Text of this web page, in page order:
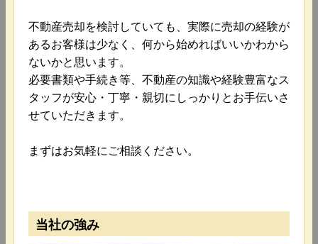
不動産売却を検討していても、実際に売却の経験が
あるお客様は少なく、何から始めればいいかわから
ないかと思います。
必要書類や手続き等、不動産の知識や経験豊富なス
タッフが安心・丁寧・親切にしっかりとお手伝いさ
せていただきます。
まずはお気軽にご相談ください。
当社の強み